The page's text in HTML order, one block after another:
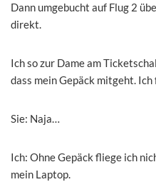
Dann umgebucht auf Flug 2
direkt.
Ich so zur Dame am
dass mein Gepäck mitgeht. Ich
Sie: Naja…
Ich: Ohne Gepäck fliege ich
mein Laptop.